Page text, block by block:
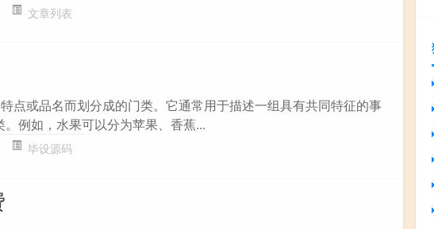
文章列表
点或品名而划分成的门类。它通常用于描述一组具有共同特征的事
例如，水果可以分为苹果、香蕉...
毕设源码